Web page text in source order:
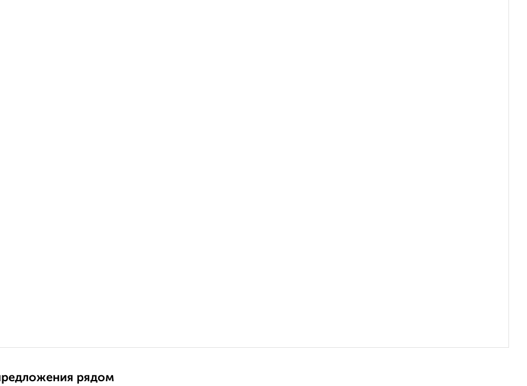
рядом